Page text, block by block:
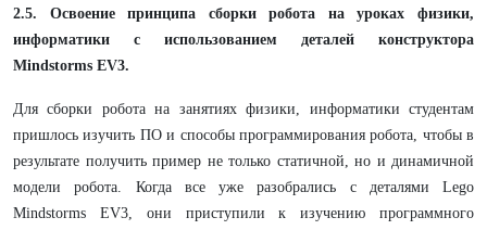
2.5. Освоение принципа сборки робота на уроках физики,
информатики с использованием деталей конструктора
Mindstorms EV3.
Для сборки робота на занятиях физики, информатики студентам
пришлось изучить ПО и способы программирования робота, чтобы в
результате получить пример не только статичной, но и динамичной
модели робота. Когда все уже разобрались с деталями Lego
Mindstorms EV3, они приступили к изучению программного